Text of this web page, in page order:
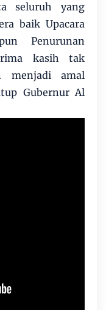
seluruh yang
baik Upacara
Penurunan
kasih tak
menjadi amal
Gubernur Al